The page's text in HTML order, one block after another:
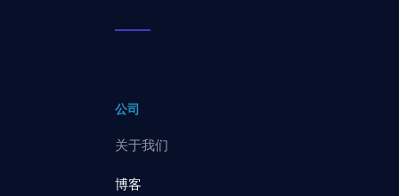
公司
关于我们
博客